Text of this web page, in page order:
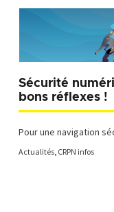
Sécurité
bons réflexes !
Pour une navigation
Actualités, CRPN infos